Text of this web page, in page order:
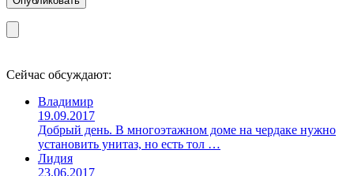
Сейчас обсуждают:
Владимир
19.09.2017
Добрый день. В многоэтажном доме на чердаке нужно
установить унитаз, но есть тол …
Лидия
23.06.2017